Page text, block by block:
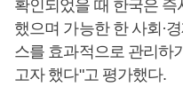
확인되었을 때 한국은 즉
했으며 가능한 한 사회·
스를 효과적으로 관리하
고자 했다"고 평가했다.